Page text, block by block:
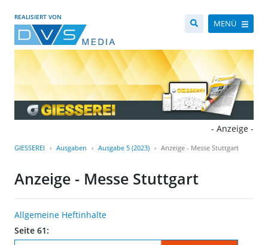
REALISIERT VON
MENÜ
- Anzeige -
GIESSEREI Ausgaben Ausgabe 5 (2023) Anzeige - Messe Stuttgart
Anzeige - Messe Stuttgart
Allgemeine Heftinhalte
Seite 61: